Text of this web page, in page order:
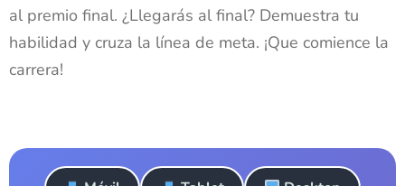
al premio final. ¿Llegarás al final? Demuestra tu
habilidad y cruza la línea de meta. ¡Que comience la
carrera!